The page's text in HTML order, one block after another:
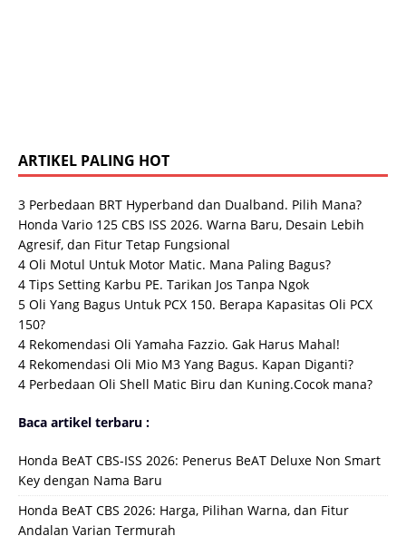
ARTIKEL PALING HOT
3 Perbedaan BRT Hyperband dan Dualband. Pilih Mana?
Honda Vario 125 CBS ISS 2026. Warna Baru, Desain Lebih
Agresif, dan Fitur Tetap Fungsional
4 Oli Motul Untuk Motor Matic. Mana Paling Bagus?
4 Tips Setting Karbu PE. Tarikan Jos Tanpa Ngok
5 Oli Yang Bagus Untuk PCX 150. Berapa Kapasitas Oli PCX
150?
4 Rekomendasi Oli Yamaha Fazzio. Gak Harus Mahal!
4 Rekomendasi Oli Mio M3 Yang Bagus. Kapan Diganti?
4 Perbedaan Oli Shell Matic Biru dan Kuning.Cocok mana?
Baca artikel terbaru :
Honda BeAT CBS-ISS 2026: Penerus BeAT Deluxe Non Smart
Key dengan Nama Baru
Honda BeAT CBS 2026: Harga, Pilihan Warna, dan Fitur
Andalan Varian Termurah